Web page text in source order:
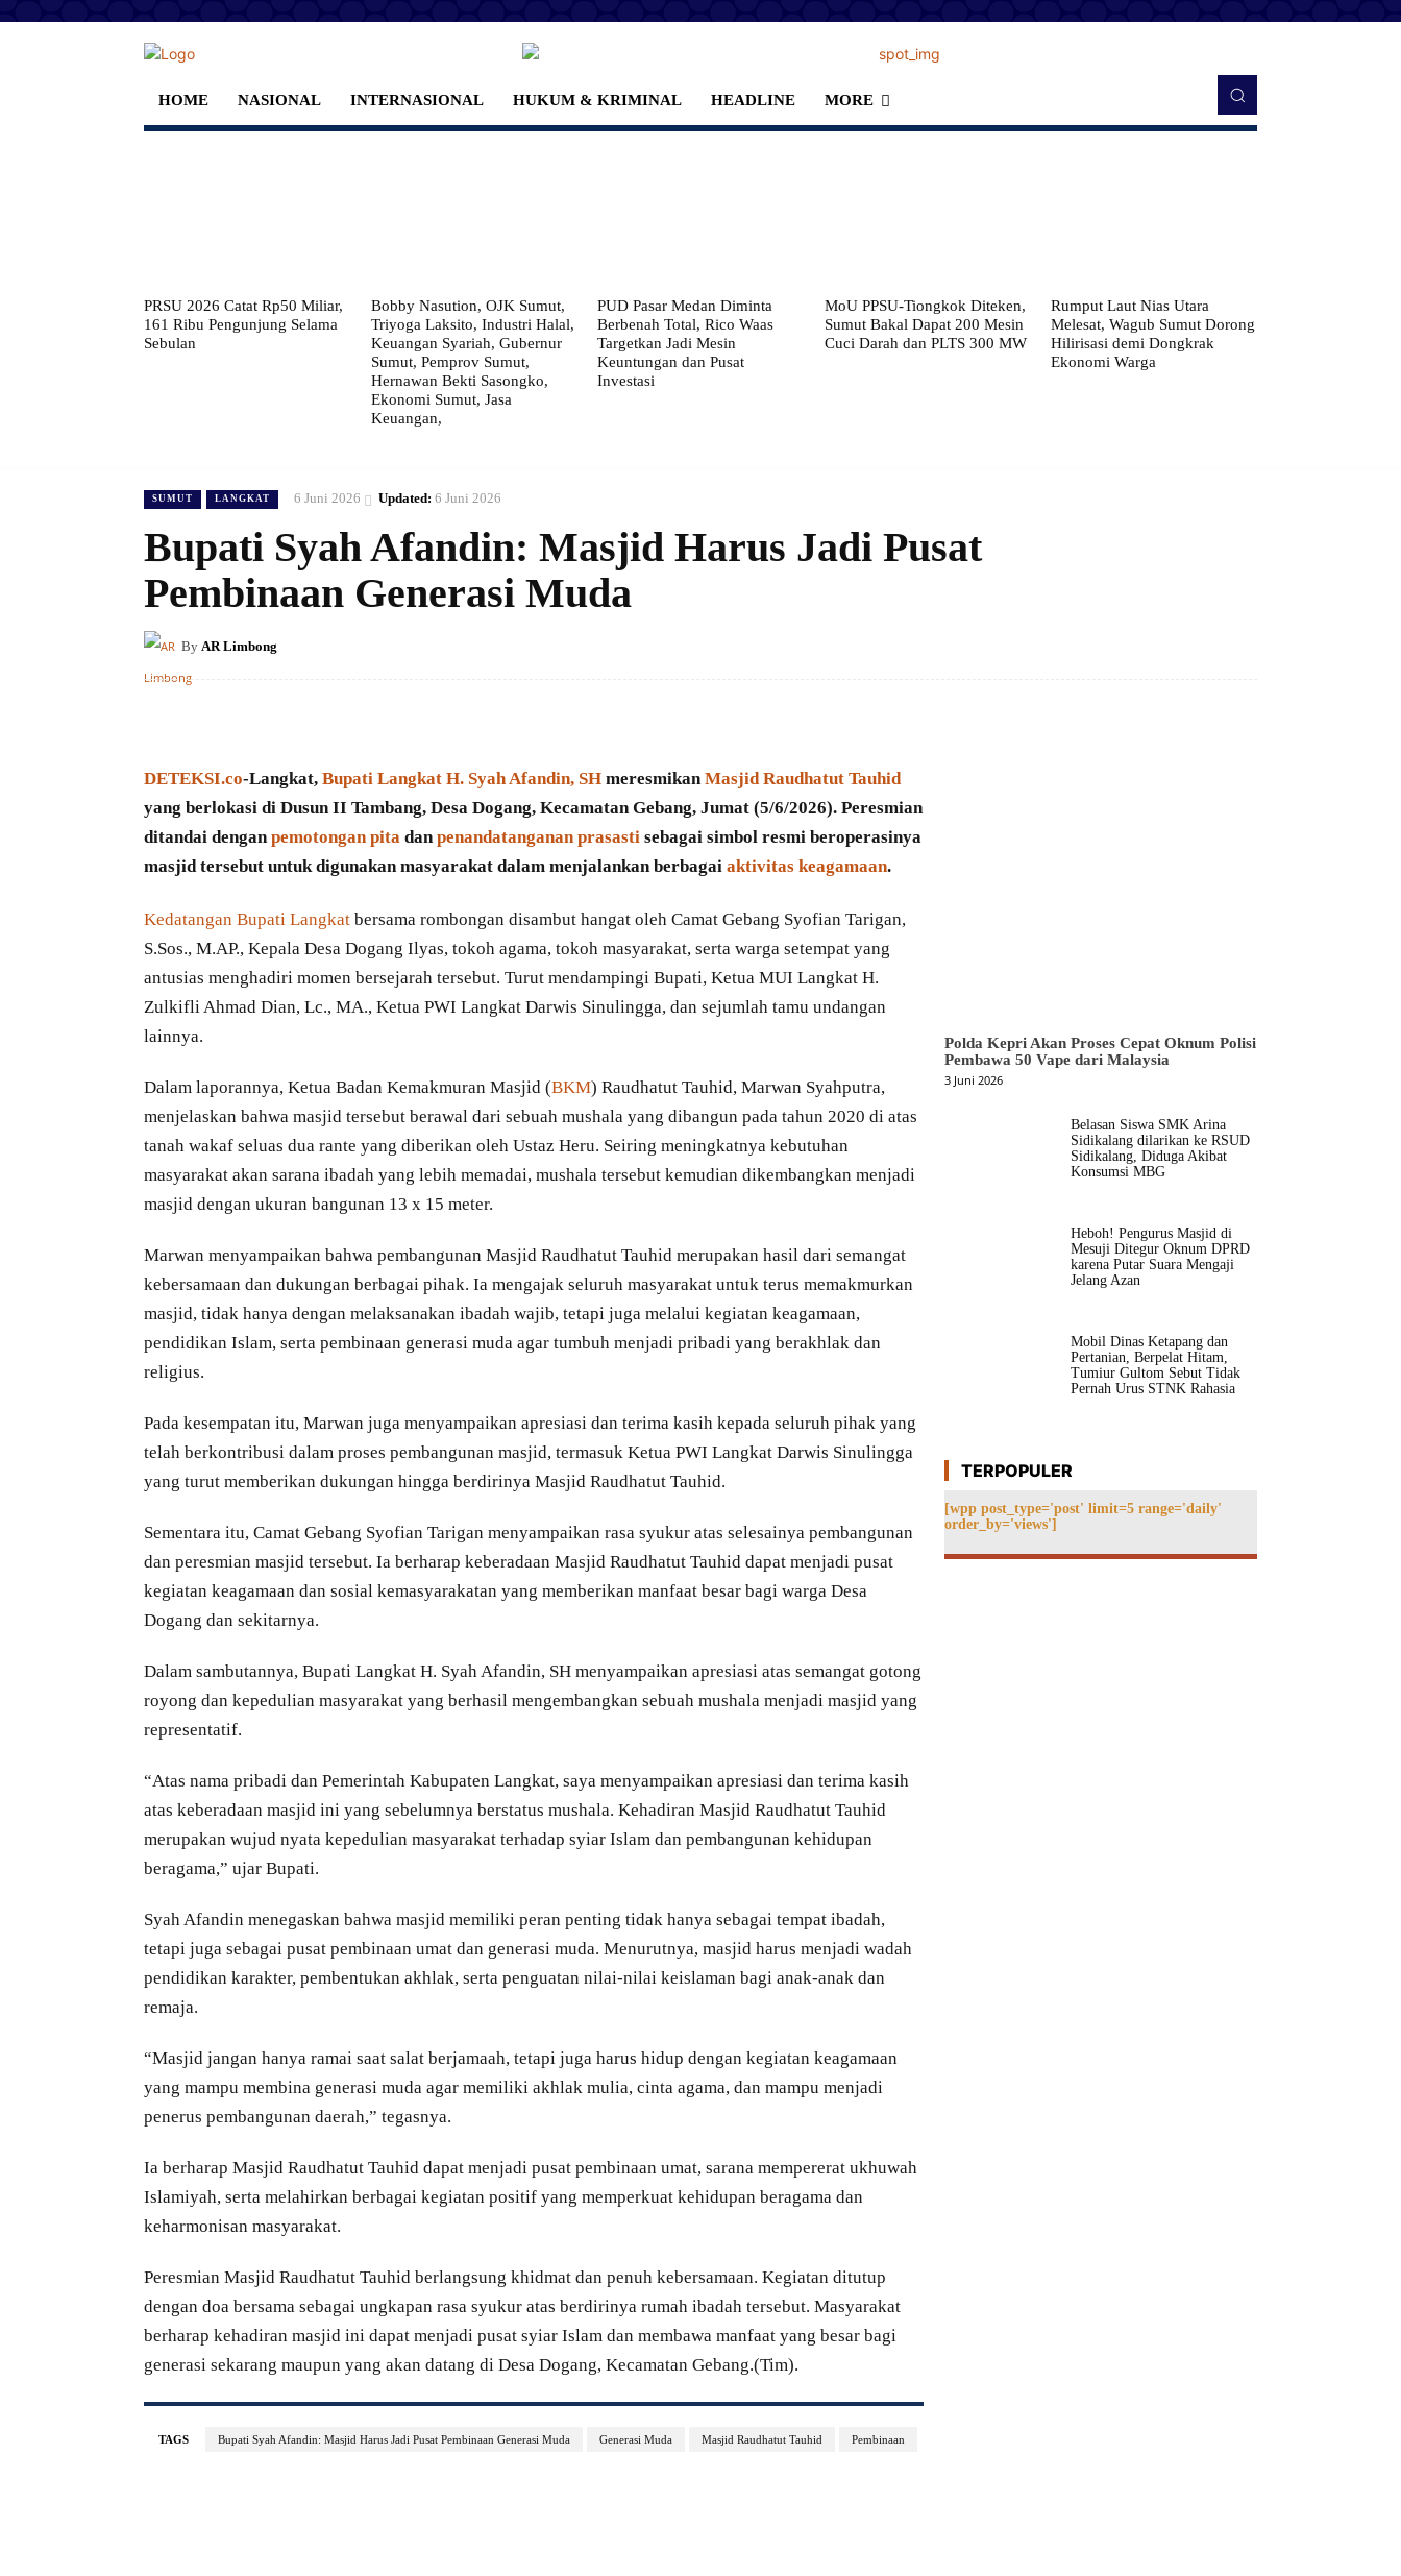
HOME NASIONAL INTERNASIONAL HUKUM & KRIMINAL HEADLINE MORE
PRSU 2026 Catat Rp50 Miliar,
161 Ribu Pengunjung Selama
Sebulan
Bobby Nasution, OJK Sumut,
Triyoga Laksito, Industri Halal,
Keuangan Syariah, Gubernur
Sumut, Pemprov Sumut,
Hernawan Bekti Sasongko,
Ekonomi Sumut, Jasa
Keuangan,
PUD Pasar Medan Diminta
Berbenah Total, Rico Waas
Targetkan Jadi Mesin
Keuntungan dan Pusat
Investasi
MoU PPSU-Tiongkok Diteken,
Sumut Bakal Dapat 200 Mesin
Cuci Darah dan PLTS 300 MW
Rumput Laut Nias Utara
Melesat, Wagub Sumut Dorong
Hilirisasi demi Dongkrak
Ekonomi Warga
SUMUT LANGKAT 6 Juni 2026 Updated: 6 Juni 2026
Bupati Syah Afandin: Masjid Harus Jadi Pusat
Pembinaan Generasi Muda
By AR Limbong
DETEKSI.co-Langkat, Bupati Langkat H. Syah Afandin, SH meresmikanMasjid Raudhatut Tauhid
yang berlokasi di Dusun II Tambang, Desa Dogang, Kecamatan Gebang, Jumat (5/6/2026). Peresmian
ditandai denganpemotongan pita danpenandatanganan prasasti sebagai simbol resmi beroperasinya
masjid tersebut untuk digunakan masyarakat dalam menjalankan berbagai aktivitas keagamaan.
Kedatangan Bupati Langkat bersama rombongan disambut hangat oleh Camat Gebang Syofian Tarigan,
S.Sos., M.AP., Kepala Desa Dogang Ilyas, tokoh agama, tokoh masyarakat, serta warga setempat yang
antusias menghadiri momen bersejarah tersebut. Turut mendampingi Bupati, Ketua MUI Langkat H.
Zulkifli Ahmad Dian, Lc., MA., Ketua PWI Langkat Darwis Sinulingga, dan sejumlah tamu undangan
lainnya.
Dalam laporannya, Ketua Badan Kemakmuran Masjid (BKM) Raudhatut Tauhid, Marwan Syahputra,
menjelaskan bahwa masjid tersebut berawal dari sebuah mushala yang dibangun pada tahun 2020 di atas
tanah wakaf seluas dua rante yang diberikan oleh Ustaz Heru. Seiring meningkatnya kebutuhan
masyarakat akan sarana ibadah yang lebih memadai, mushala tersebut kemudian dikembangkan menjadi
masjid dengan ukuran bangunan 13 x 15 meter.
Marwan menyampaikan bahwa pembangunan Masjid Raudhatut Tauhid merupakan hasil dari semangat
kebersamaan dan dukungan berbagai pihak. Ia mengajak seluruh masyarakat untuk terus memakmurkan
masjid, tidak hanya dengan melaksanakan ibadah wajib, tetapi juga melalui kegiatan keagamaan,
pendidikan Islam, serta pembinaan generasi muda agar tumbuh menjadi pribadi yang berakhlak dan
religius.
Pada kesempatan itu, Marwan juga menyampaikan apresiasi dan terima kasih kepada seluruh pihak yang
telah berkontribusi dalam proses pembangunan masjid, termasuk Ketua PWI Langkat Darwis Sinulingga
yang turut memberikan dukungan hingga berdirinya Masjid Raudhatut Tauhid.
Sementara itu, Camat Gebang Syofian Tarigan menyampaikan rasa syukur atas selesainya pembangunan
dan peresmian masjid tersebut. Ia berharap keberadaan Masjid Raudhatut Tauhid dapat menjadi pusat
kegiatan keagamaan dan sosial kemasyarakatan yang memberikan manfaat besar bagi warga Desa
Dogang dan sekitarnya.
Dalam sambutannya, Bupati Langkat H. Syah Afandin, SH menyampaikan apresiasi atas semangat gotong
royong dan kepedulian masyarakat yang berhasil mengembangkan sebuah mushala menjadi masjid yang
representatif.
“Atas nama pribadi dan Pemerintah Kabupaten Langkat, saya menyampaikan apresiasi dan terima kasih
atas keberadaan masjid ini yang sebelumnya berstatus mushala. Kehadiran Masjid Raudhatut Tauhid
merupakan wujud nyata kepedulian masyarakat terhadap syiar Islam dan pembangunan kehidupan
beragama,” ujar Bupati.
Syah Afandin menegaskan bahwa masjid memiliki peran penting tidak hanya sebagai tempat ibadah,
tetapi juga sebagai pusat pembinaan umat dan generasi muda. Menurutnya, masjid harus menjadi wadah
pendidikan karakter, pembentukan akhlak, serta penguatan nilai-nilai keislaman bagi anak-anak dan
remaja.
“Masjid jangan hanya ramai saat salat berjamaah, tetapi juga harus hidup dengan kegiatan keagamaan
yang mampu membina generasi muda agar memiliki akhlak mulia, cinta agama, dan mampu menjadi
penerus pembangunan daerah,” tegasnya.
Ia berharap Masjid Raudhatut Tauhid dapat menjadi pusat pembinaan umat, sarana mempererat ukhuwah
Islamiyah, serta melahirkan berbagai kegiatan positif yang memperkuat kehidupan beragama dan
keharmonisan masyarakat.
Peresmian Masjid Raudhatut Tauhid berlangsung khidmat dan penuh kebersamaan. Kegiatan ditutup
dengan doa bersama sebagai ungkapan rasa syukur atas berdirinya rumah ibadah tersebut. Masyarakat
berharap kehadiran masjid ini dapat menjadi pusat syiar Islam dan membawa manfaat yang besar bagi
generasi sekarang maupun yang akan datang di Desa Dogang, Kecamatan Gebang.(Tim).
TAGS Bupati Syah Afandin: Masjid Harus Jadi Pusat Pembinaan Generasi Muda Generasi Muda Masjid Raudhatut Tauhid Pembinaan
Polda Kepri Akan Proses Cepat Oknum Polisi
Pembawa 50 Vape dari Malaysia
3 Juni 2026
Belasan Siswa SMK Arina
Sidikalang dilarikan ke RSUD
Sidikalang, Diduga Akibat
Konsumsi MBG
Heboh! Pengurus Masjid di
Mesuji Ditegur Oknum DPRD
karena Putar Suara Mengaji
Jelang Azan
Mobil Dinas Ketapang dan
Pertanian, Berpelat Hitam,
Tumiur Gultom Sebut Tidak
Pernah Urus STNK Rahasia
TERPOPULER
[wpp post_type='post' limit=5 range='daily'
order_by='views']